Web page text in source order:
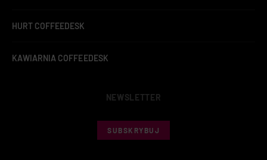
HURT COFFEEDESK
KAWIARNIA COFFEEDESK
NEWSLETTER
SUBSKRYBUJ